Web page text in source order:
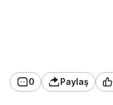
0 Paylaş